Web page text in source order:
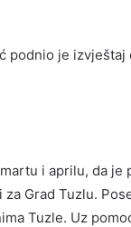
podnio je izvještaj
i aprilu, da je
Grad Tuzlu.
Tuzle. Uz